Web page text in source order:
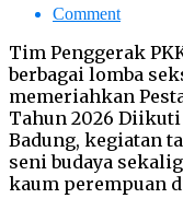
Comment
Tim Penggerak
berbagai lomba
memeriahkan
Tahun 2026 Diikuti
Badung, kegiatan
seni budaya
kaum perempuan